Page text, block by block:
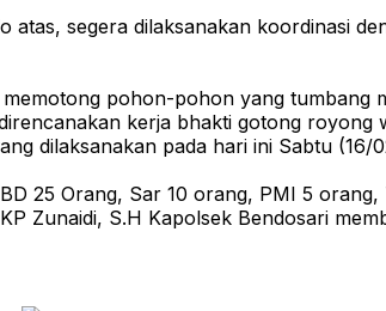
segera dilaksanakan koordinasi
pohon-pohon yang tumbang
kerja bhakti gotong
dilaksanakan pada hari ini Sabtu (16/
25 Orang, Sar 10 orang, PMI 5
Zunaidi, S.H Kapolsek Bendosari